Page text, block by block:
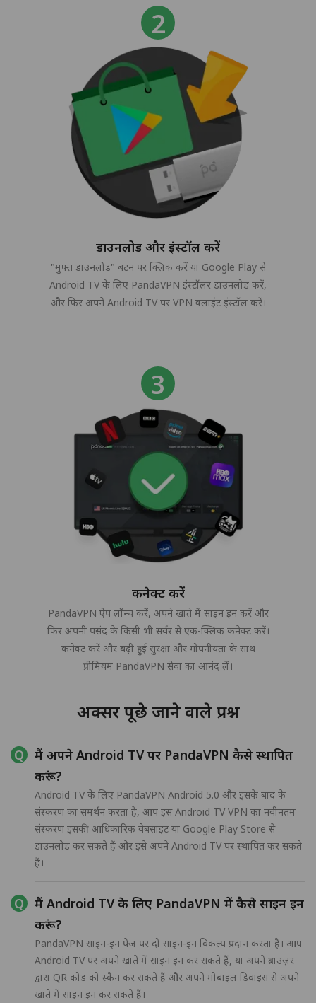
डाउनलोड और इंस्टॉल करें
"मुफ्त डाउनलोड" बटन पर क्लिक करें या Google Play से
Android TV के लिए PandaVPN इंस्टॉलर डाउनलोड करें,
और फिर अपने Android TV पर VPN क्लाइंट इंस्टॉल करें।
कनेक्ट करें
PandaVPN ऐप लॉन्च करें, अपने खाते में साइन इन करें और
फिर अपनी पसंद के किसी भी सर्वर से एक-क्लिक कनेक्ट करें।
कनेक्ट करें और बढ़ी हुई सुरक्षा और गोपनीयता के साथ
प्रीमियम PandaVPN सेवा का आनंद लें।
अक्सर पूछे जाने वाले प्रश्न
मैं अपने Android TV पर PandaVPN कैसे स्थापित
करूं?
Android TV के लिए PandaVPN Android 5.0 और इसके बाद के
संस्करण का समर्थन करता है, आप इस Android TV VPN का नवीनतम
संस्करण इसकी आधिकारिक वेबसाइट या Google Play Store से
डाउनलोड कर सकते हैं और इसे अपने Android TV पर स्थापित कर सकते
हैं।
मैं Android TV के लिए PandaVPN में कैसे साइन इन
करूं?
PandaVPN साइन-इन पेज पर दो साइन-इन विकल्प प्रदान करता है। आप
Android TV पर अपने खाते में साइन इन कर सकते हैं, या अपने ब्राउज़र
द्वारा QR कोड को स्कैन कर सकते हैं और अपने मोबाइल डिवाइस से अपने
खाते में साइन इन कर सकते हैं।